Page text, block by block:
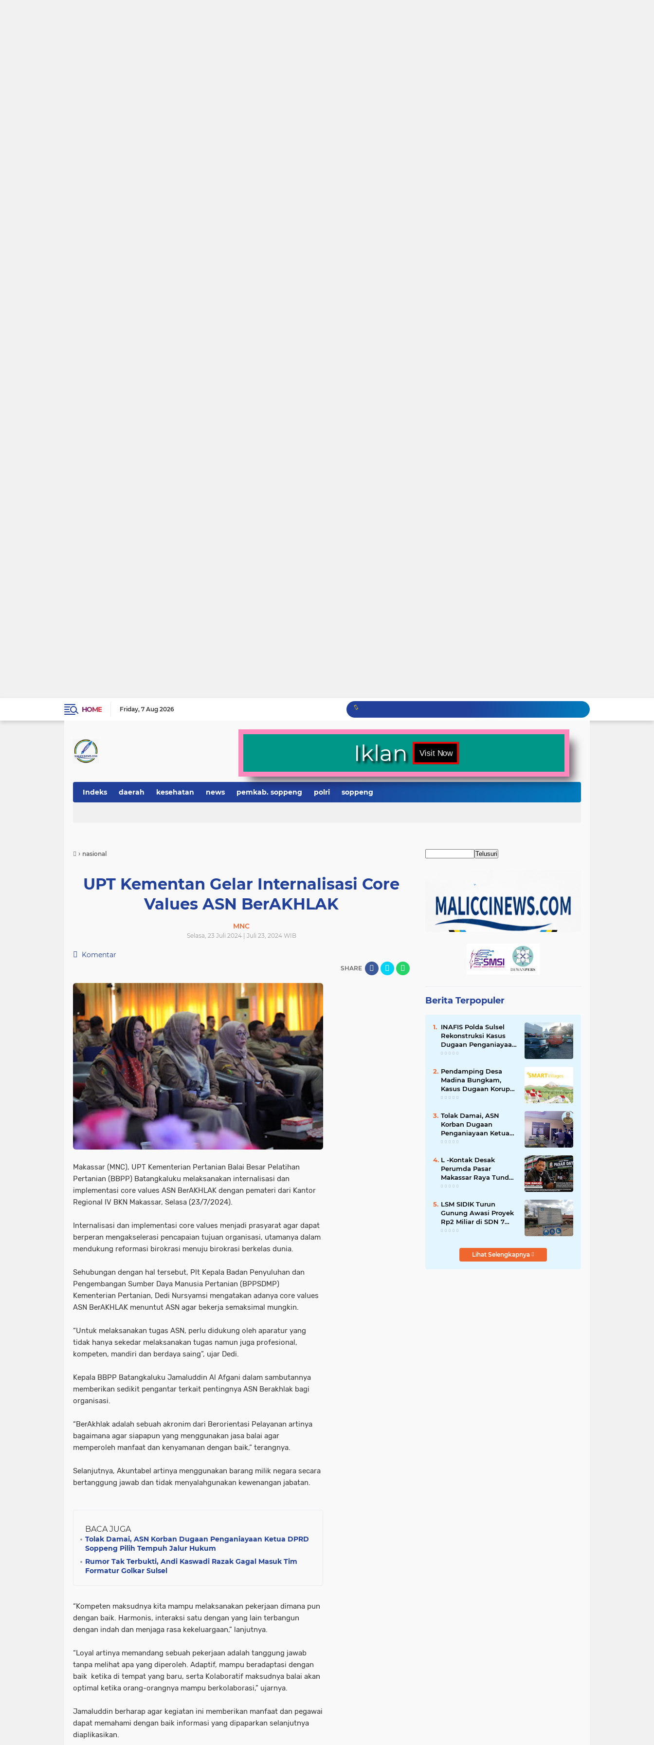
HOME Friday 7 Aug 2026
Iklan
Indeks daerah kesehatan news pemkab. soppeng polri soppeng
› nasional
UPT Kementan Gelar Internalisasi Core
Values ASN BerAKHLAK
MNC
Selasa, 23 Juli 2024 | Juli 23, 2024 WIB
Komentar
SHARE
Makassar (MNC), UPT Kementerian Pertanian Balai Besar Pelatihan
Pertanian (BBPP) Batangkaluku melaksanakan internalisasi dan
implementasi core values ASN BerAKHLAK dengan pemateri dari Kantor
Regional IV BKN Makassar, Selasa (23/7/2024).
Internalisasi dan implementasi core values menjadi prasyarat agar dapat
berperan mengakselerasi pencapaian tujuan organisasi, utamanya dalam
mendukung reformasi birokrasi menuju birokrasi berkelas dunia.
Sehubungan dengan hal tersebut, Plt Kepala Badan Penyuluhan dan
Pengembangan Sumber Daya Manusia Pertanian (BPPSDMP)
Kementerian Pertanian, Dedi Nursyamsi mengatakan adanya core values
ASN BerAKHLAK menuntut ASN agar bekerja semaksimal mungkin.
“Untuk melaksanakan tugas ASN, perlu didukung oleh aparatur yang
tidak hanya sekedar melaksanakan tugas namun juga profesional,
kompeten, mandiri dan berdaya saing”, ujar Dedi.
Kepala BBPP Batangkaluku Jamaluddin Al Afgani dalam sambutannya
memberikan sedikit pengantar terkait pentingnya ASN Berakhlak bagi
organisasi.
“BerAkhlak adalah sebuah akronim dari Berorientasi Pelayanan artinya
bagaimana agar siapapun yang menggunakan jasa balai agar
memperoleh manfaat dan kenyamanan dengan baik,” terangnya.
Selanjutnya, Akuntabel artinya menggunakan barang milik negara secara
bertanggung jawab dan tidak menyalahgunakan kewenangan jabatan.
BACA JUGA
Tolak Damai, ASN Korban Dugaan Penganiayaan Ketua DPRD
Soppeng Pilih Tempuh Jalur Hukum
Rumor Tak Terbukti, Andi Kaswadi Razak Gagal Masuk Tim
Formatur Golkar Sulsel
“Kompeten maksudnya kita mampu melaksanakan pekerjaan dimana pun
dengan baik. Harmonis, interaksi satu dengan yang lain terbangun
dengan indah dan menjaga rasa kekeluargaan,” lanjutnya.
“Loyal artinya memandang sebuah pekerjaan adalah tanggung jawab
tanpa melihat apa yang diperoleh. Adaptif, mampu beradaptasi dengan
baik ketika di tempat yang baru, serta Kolaboratif maksudnya balai akan
optimal ketika orang-orangnya mampu berkolaborasi,” ujarnya.
Jamaluddin berharap agar kegiatan ini memberikan manfaat dan pegawai
dapat memahami dengan baik informasi yang dipaparkan selanjutnya
diaplikasikan.
Berita Terpopuler
INAFIS Polda Sulsel
Rekonstruksi Kasus
Dugaan Penganiayaan
Pegawai BKSDM
Pendamping Desa
Madina Bungkam,
Kasus Dugaan Korupsi
Smart Village Makin
Tolak Damai, ASN
Korban Dugaan
Penganiayaan Ketua
DPRD Soppeng Pilih
L -Kontak Desak
Perumda Pasar
Makassar Raya Tunda
Penyegelan Kios Pasar
LSM SIDIK Turun
Gunung Awasi Proyek
Rp2 Miliar di SDN 7
Salotungo, Ada Pesan
Lihat Selengkapnya